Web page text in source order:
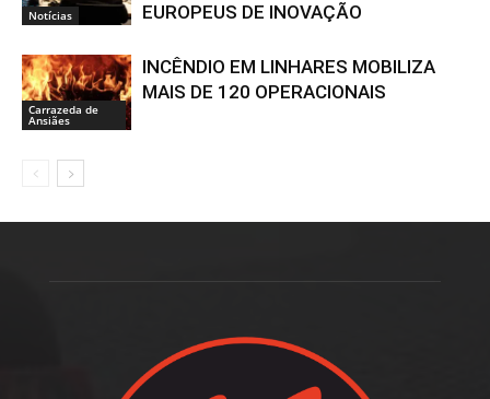
Notícias
EUROPEUS DE INOVAÇÃO
Carrazeda de
Ansiães
INCÊNDIO EM LINHARES MOBILIZA
MAIS DE 120 OPERACIONAIS